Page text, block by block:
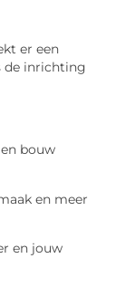
er een
de inrichting
bouw
en meer
en jouw